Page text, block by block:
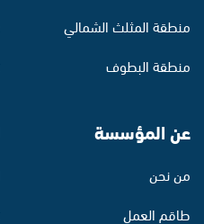
منطقة المثلث الشمالي
منطقة البطوف
عن المؤسسة
من نحن
طاقم العمل